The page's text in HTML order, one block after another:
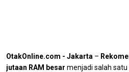
OtakOnline.com - Jakarta –
jutaan RAM besar menjadi salah